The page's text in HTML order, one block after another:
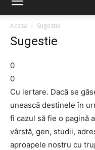
Acasă
Sugestie
Sugestie
0
0
Cu iertare. Dacă se
unească destinele în
fi cazul să fie o pagină
vârstă, gen, studii,
aproapele nostru cu